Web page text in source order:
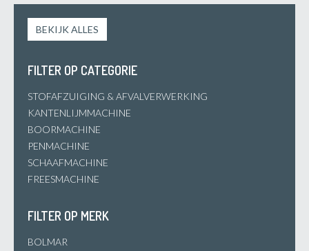
BEKIJK ALLES
FILTER OP CATEGORIE
STOFAFZUIGING & AFVALVERWERKING
KANTENLIJMMACHINE
BOORMACHINE
PENMACHINE
SCHAAFMACHINE
FREESMACHINE
FILTER OP MERK
BOLMAR